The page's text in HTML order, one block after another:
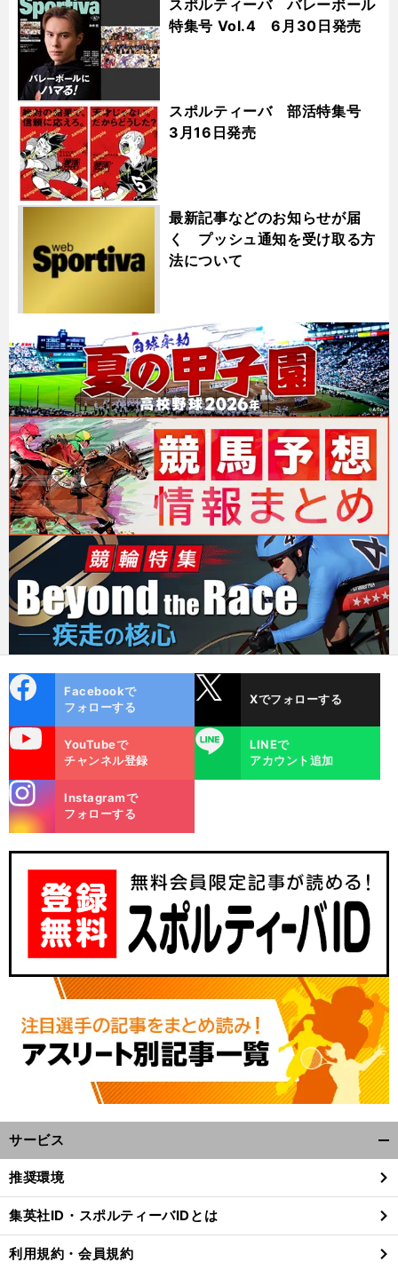
スポルティーバ バレーボール
特集号 Vol.4 6月30日発売
スポルティーバ 部活特集号
3月16日発売
最新記事などのお知らせが届
く プッシュ通知を受け取る方
法について
ok
Facebookで
フォローする
Xでフォローする
YouTubeで
チャンネル登録
LINE
LINEで
アカウント追加
m
Instagramで
フォローする
サービス
閉
る
推奨環境
集英社ID・スポルティーバIDとは
利用規約・会員規約